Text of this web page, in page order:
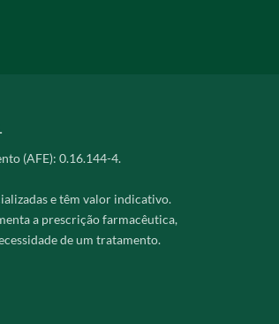
(AFE): 0.16.144-4.
e têm valor indicativo.
a prescrição farmacêutica,
de um tratamento.